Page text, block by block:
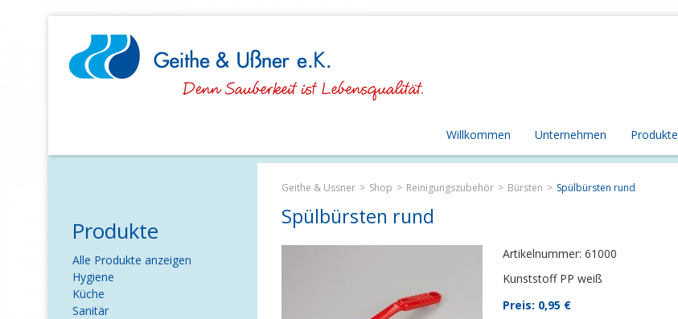
Willkommen Unternehmen Produkte
Geithe & Ussner Shop Reinigungszubehör Bürsten Spülbürsten rund
Spülbürsten rund
Artikelnummer: 61000
Kunststoff PP weiß
Preis: 0,95 €
Produkte
Navigation
überspringen
Alle Produkte anzeigen
Hygiene
Küche
Sanitär